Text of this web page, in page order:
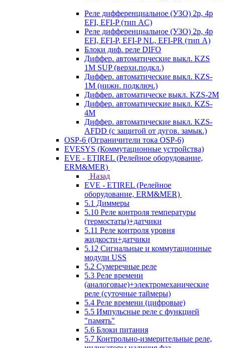
Реле дифференциальное (УЗО) 2р, 4р
EFI, EFI-P (тип AС)
Реле дифференциальное (УЗО) 2р, 4р
EFI, EFI-P, EFI-P NL, EFI-PR (тип A)
Блоки диф. реле DIFO
Диффер. автоматические выкл. KZS
1M SUP (верхн.подкл.)
Диффер. автоматические выкл. KZS-
1M (нижн. подключ.)
Диффер. автоматическе выкл. KZS-2M
Диффер. автоматические выкл. KZS-
4M
Диффер. автоматические выкл. KZS-
AFDD (с защитой от дугов. замык.)
OSP-6 (Ограничители тока OSP-6)
EVESYS (Коммутационные устройства)
EVE - ETIREL (Релейное оборудование,
ERM&MER)
Назад
EVE - ETIREL (Релейное
оборудование, ERM&MER)
5.1 Диммеры
5.10 Реле контроля температуры
(термостаты)+датчики
5.11 Реле контроля уровня
жидкости+датчики
5.12 Сигнальные и коммутационные
модули USS
5.2 Сумеречные реле
5.3 Реле времени
(аналоговые)+электромеханические
реле (суточные таймеры)
5.4 Реле времени (цифровые)
5.5 Импульсные реле с функцией
"память"
5.6 Блоки питания
5.7 Контрольно-измерительные реле,